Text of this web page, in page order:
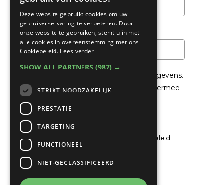
Email*
We gaan voorzichtig om met je gegevens.
Lees in hetPrivacybeleid
hoe we hiermee
Ik ga akkoord met het privacybeleid
Deze website gebruikt cookies om uw
gebruikerservaring te verbeteren. Door
onze website te gebruiken, stemt u in met
alle cookies in overeenstemming met ons
Cookiebeleid. Lees verder
SHOW ALL PARTNERS (987) →
STRIKT NOODZAKELIJK
PRESTATIE
TARGETING
FUNCTIONEEL
NIET-GECLASSIFICEERD